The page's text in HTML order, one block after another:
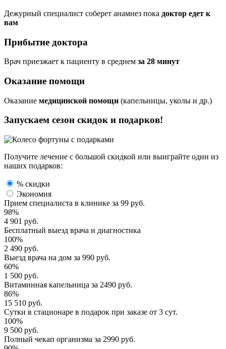
Дежурный специалист соберет анамнез пока доктор едет к
вам
Прибытие доктора
Врач приезжает к пациенту в среднем за 28 минут
Оказание помощи
Оказание медицинской помощи (капельницы, уколы и др.)
Запускаем сезон скидок и подарков!
Получите лечение с большой скидкой или выиграйте один из
наших подарков:
% скидки
Экономия
Прием специалиста в клинике за 99 руб.
98%
4 901 руб.
Бесплатный выезд врача и диагностика
100%
2 490 руб.
Выезд врача на дом за 990 руб.
60%
1 500 руб.
Витаминная капельница за 2490 руб.
86%
15 510 руб.
Сутки в стационаре в подарок при заказе от 3 сут.
100%
9 500 руб.
Полный чекап организма за 2990 руб.